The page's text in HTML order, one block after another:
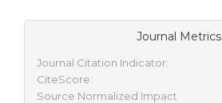
Journal Metrics
Journal Citation Indicator:
CiteScore:
Source Normalized Impact